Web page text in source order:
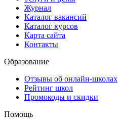
Журнал
Каталог вакансий
Каталог курсов
Карта сайта
Контакты
Образование
Отзывы об онлайн-школах
Рейтинг школ
Промокоды и скидки
Помощь